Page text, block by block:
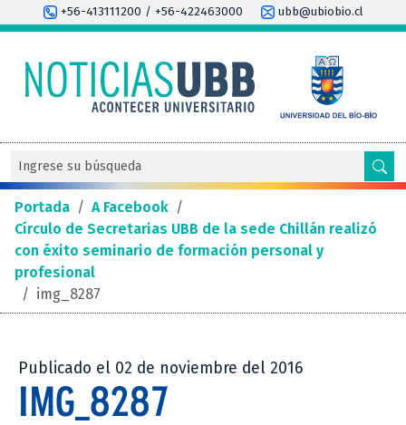
+56-413111200 / +56-422463000 ubb@ubiobio.cl
Portada / A Facebook /
Círculo de Secretarias UBB de la sede Chillán realizó
con éxito seminario de formación personal y
profesional
/ img_8287
Publicado el 02 de noviembre del 2016
IMG_8287